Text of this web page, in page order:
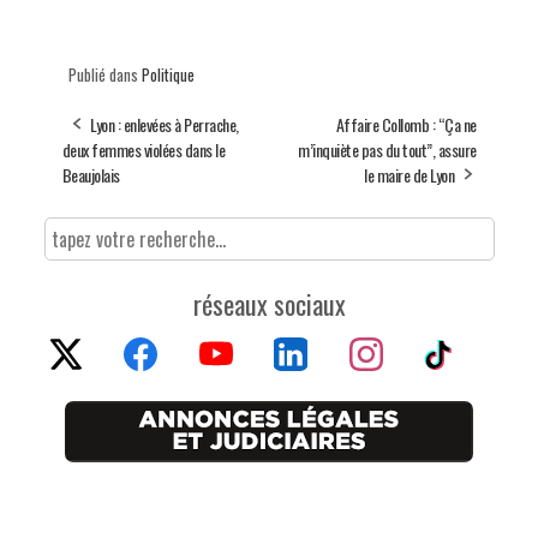
Publié dans Politique
Lyon : enlevées à Perrache,
deux femmes violées dans le
Beaujolais
Affaire Collomb : “Ça ne
m’inquiète pas du tout”, assure
le maire de Lyon
réseaux sociaux